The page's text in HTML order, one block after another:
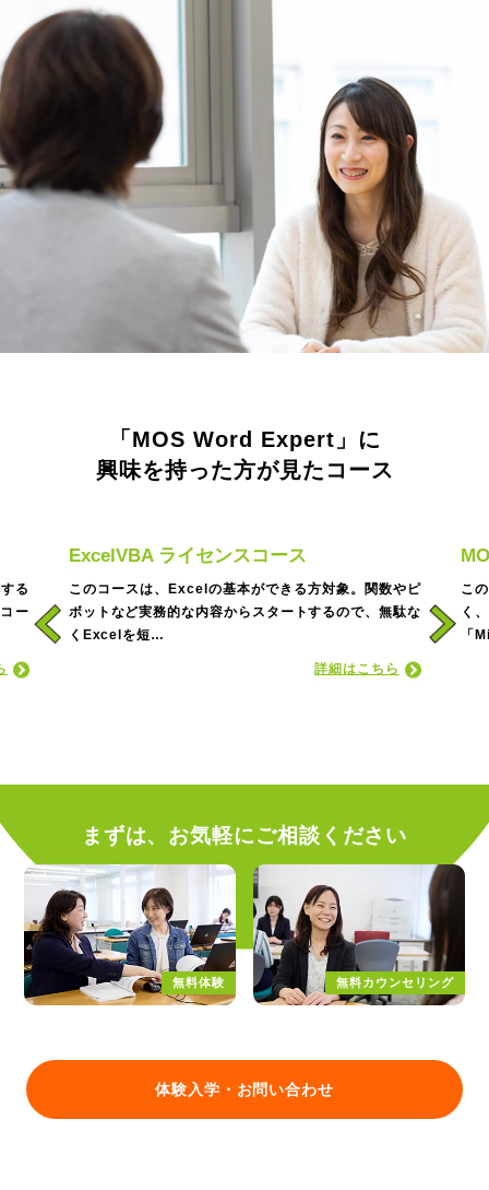
「MOS Word Expert」に
興味を持った方が見たコース
る
ー
ExcelVBA ライセンスコース
このコースは、Excelの基本ができる方対象。関数やピ
ボットなど実務的な内容からスタートするので、無駄な
くExcelを短…
詳細はこちら
こ
く
「
まずは、お気軽にご相談ください
無料体験 無料カウンセリング
体験入学・お問い合わせ